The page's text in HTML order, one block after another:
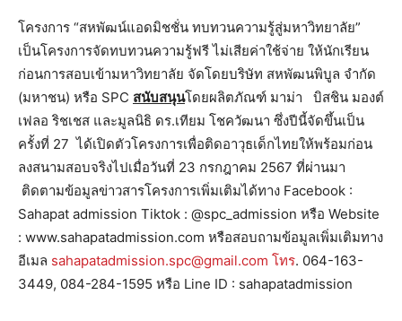
โครงการ “สหพัฒน์แอดมิชชั่น ทบทวนความรู้สู่มหาวิทยาลัย”
เป็นโครงการจัดทบทวนความรู้ฟรี ไม่เสียค่าใช้จ่าย ให้นักเรียน
ก่อนการสอบเข้ามหาวิทยาลัย จัดโดยบริษัท สหพัฒนพิบูล จำกัด
(มหาชน) หรือ SPC สนับสนุนโดยผลิตภัณฑ์ มาม่า บิสชิน มองต์
เฟลอ ริชเชส และมูลนิธิ ดร.เทียม โชควัฒนา ซึ่งปีนี้จัดขึ้นเป็น
ครั้งที่ 27 ได้เปิดตัวโครงการเพื่อติดอาวุธเด็กไทยให้พร้อมก่อน
ลงสนามสอบจริงไปเมื่อวันที่ 23 กรกฎาคม 2567 ที่ผ่านมา
ติดตามข้อมูลข่าวสารโครงการเพิ่มเติมได้ทาง Facebook :
Sahapat admission Tiktok : @spc_admission หรือ Website
: www.sahapatadmission.com หรือสอบถามข้อมูลเพิ่มเติมทาง
อีเมล sahapatadmission.spc@gmail.com โทร. 064-163-
3449, 084-284-1595 หรือ Line ID : sahapatadmission